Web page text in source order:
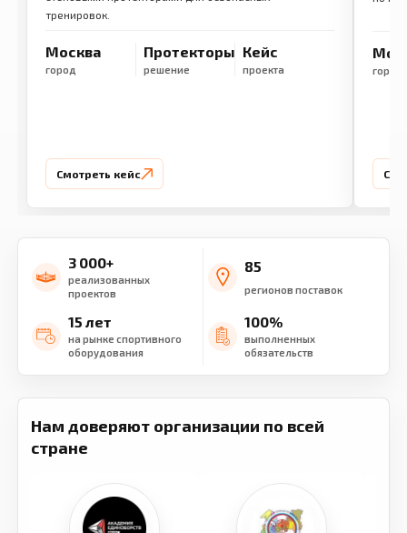
тренировок.
Москва
город
Протекторы
решение
Кейс
проекта
Смотреть кейс
город
3 000+
реализованных
проектов
85
регионов поставок
15 лет
на рынке спортивного
оборудования
100%
выполненных
обязательств
Нам доверяют организации по всей
стране